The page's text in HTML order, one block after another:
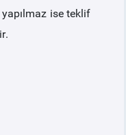
ise teklif